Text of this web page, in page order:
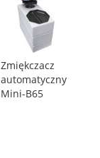
Zmiękczacz
automatyczny
Mini-B65